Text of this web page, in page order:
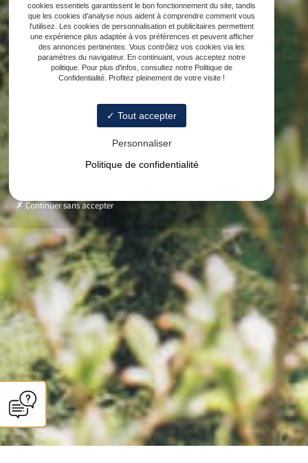
cookies essentiels garantissent le bon fonctionnement du site, tandis
que les cookies d'analyse nous aident à comprendre comment vous
l'utilisez. Les cookies de personnalisation et publicitaires permettent
une expérience plus adaptée à vos préférences et peuvent afficher
des annonces pertinentes. Vous contrôlez vos cookies via les
paramètres du navigateur. En continuant, vous acceptez notre
politique. Pour plus d'infos, consultez notre Politique de
Confidentialité. Profitez pleinement de votre visite !
Tout accepter
Personnaliser
Politique de confidentialité
Continuer sans accepter